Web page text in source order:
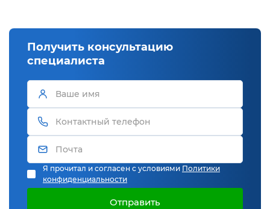
Получить консультацию
специалиста
Я прочитал и согласен с условиями Политики
конфиденциальности
Отправить